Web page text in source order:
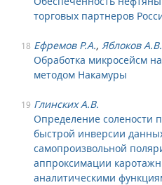
торговых партнеров
18 Ефремов Р.А., Яблоков А.В.
Обработка микросейсм
методом Накамуры
19 Глинских А.В.
Определение солености
быстрой инверсии
самопроизвольной
аппроксимации
аналитическими